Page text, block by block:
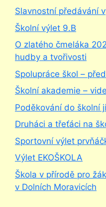
Slavnostní předávání
Školní výlet 9.B
O zlatého čmeláka
hudby a tvořivosti
Spolupráce škol –
Školní akademie –
Poděkování do školní
Druháci a třeťáci na
Sportovní výlet
Výlet EKOŠKOLA
Škola v přírodě pro
v Dolních Moravicích